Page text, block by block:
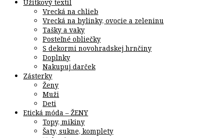
Úžitkový textil
Vrecká na chlieb
Vrecká na bylinky, ovocie a zeleninu
Tašky a vaky
Posteľné obliečky
S dekormi novohradskej hrnčiny
Doplnky
Nakupuj darček
Zásterky
Ženy
Muži
Deti
Etická móda – ŽENY
Topy, mikiny
Šaty, sukne, komplety